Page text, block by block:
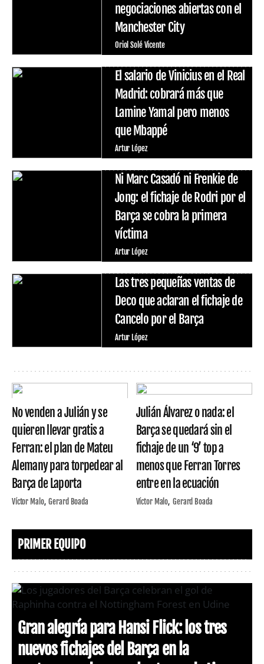
negociaciones abiertas con el
Manchester City
Oriol Solé Vicente
El salario de Vinicius en el Real
Madrid: cobrará más que
Lamine Yamal pero menos
que Mbappé
Artur López
Ni Marc Casadó ni Frenkie de
Jong: el fichaje de Rodri por el
Barça se cobra la primera
víctima
Artur López
Las tres pequeñas ventas de
Deco que aclaran el fichaje de
Cancelo por el Barça
Artur López
No venden a Julián y se
quieren llevar gratis a
Ferran: el plan de Mateu
Alemany para torpedear al
Barça de Laporta
Víctor Malo Gerard Boada
Julián Álvarez o nada: el
Barça se quedará sin el
fichaje de un ‘9’ top a
menos que Ferran Torres
entre en la ecuación
Víctor Malo Gerard Boada
PRIMER EQUIPO
Gran alegría para Hansi Flick: los tres
nuevos fichajes del Barça en la